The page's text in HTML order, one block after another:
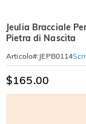
Jeulia Bracciale
Pietra di Nascita
Articolo#: JEPB0114
$165.00